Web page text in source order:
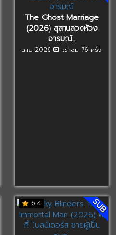
The Ghost Marriage
(2026) สุสานลวงห้วง
อารมณ์..
ฉาย 2026 เข้าชม 76 ครั้ง
6.4 SUB